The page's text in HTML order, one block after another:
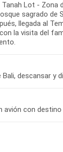
Lot - Zona
sagrado
llegada al
la visita del
Bali, descansar
con destino